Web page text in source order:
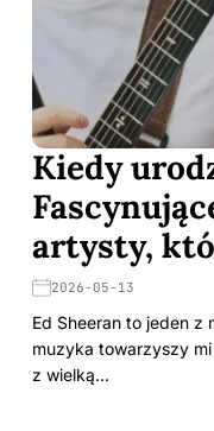
Kiedy
artysty,
2026-05-13
Ed Sheeran to jeden z
muzyka towarzyszy
z wielką…